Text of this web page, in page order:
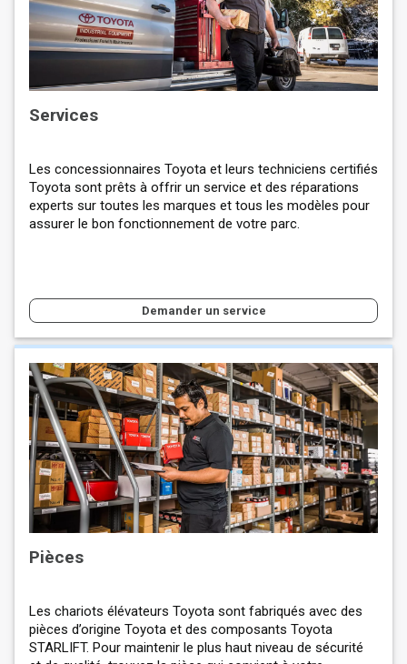
Services
Les concessionnaires Toyota et leurs techniciens certifiés
Toyota sont prêts à offrir un service et des réparations
experts sur toutes les marques et tous les modèles pour
assurer le bon fonctionnement de votre parc.
Demander un service
Pièces
Les chariots élévateurs Toyota sont fabriqués avec des
pièces d’origine Toyota et des composants Toyota
STARLIFT. Pour maintenir le plus haut niveau de sécurité